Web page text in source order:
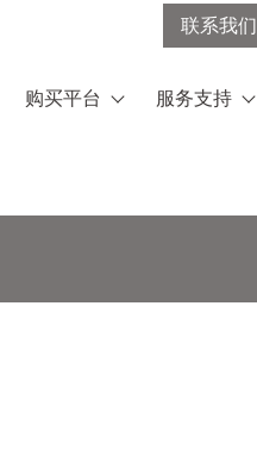
联系我们
购买平台 服务支持